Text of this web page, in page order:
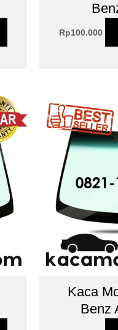
Rp100.000
Kaca
Benz